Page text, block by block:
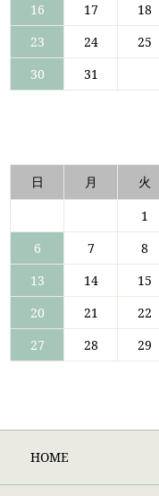
16
17 18
23
24 25
30
31
日 月 火
1
6
7 8
13
14 15
20
21 22
27
28 29
HOME